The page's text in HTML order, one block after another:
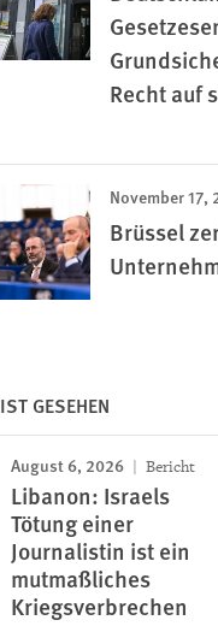
Recht auf
November 17,
Brüssel
GESEHEN
August 6, 2026 Bericht
Libanon: Israels
Tötung einer
Journalistin ist ein
mutmaßliches
Kriegsverbrechen